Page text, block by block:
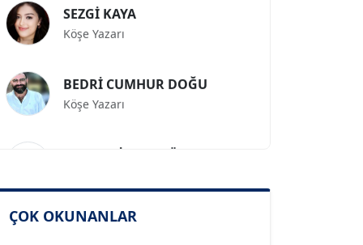
Köşe Yazarı
Köşe Yazarı
SİNAN GENÇ
ÇOK OKUNANLAR